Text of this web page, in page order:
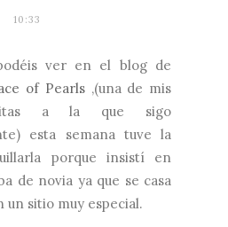
10:33
ver en el blog de
of Pearls ,(una de mis
a la que sigo
esta semana tuve la
porque insistí en
de novia ya que se casa
un sitio muy especial.